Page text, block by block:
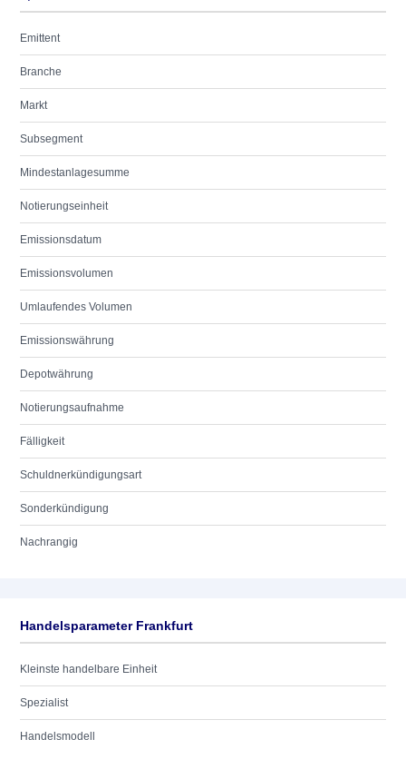
Emittent
Branche
Markt
Subsegment
Mindestanlagesumme
Notierungseinheit
Emissionsdatum
Emissionsvolumen
Umlaufendes Volumen
Emissionswährung
Depotwährung
Notierungsaufnahme
Fälligkeit
Schuldnerkündigungsart
Sonderkündigung
Nachrangig
Handelsparameter Frankfurt
Kleinste handelbare Einheit
Spezialist
Handelsmodell